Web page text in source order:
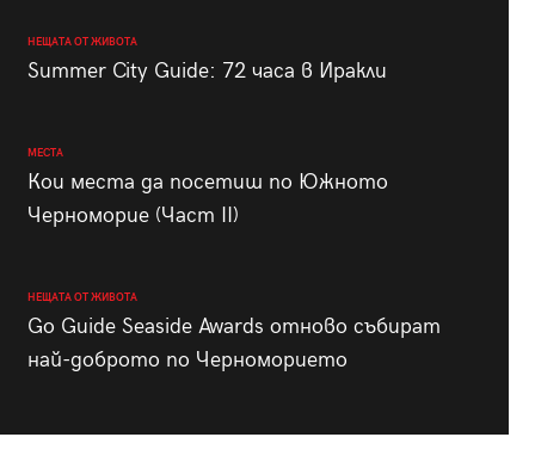
НЕЩАТА ОТ ЖИВОТА
Summer City Guide: 72 часа в Иракли
МЕСТА
Кои места да посетиш по Южното
Черноморие (Част II)
НЕЩАТА ОТ ЖИВОТА
Go Guide Seaside Awards отново събират
най-доброто по Черноморието